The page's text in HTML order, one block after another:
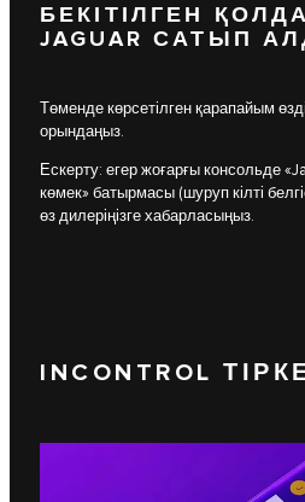
БЕКІТІЛГЕН
JAGUAR САТЫП
Төменде көрсетілген қарапайым
орындаңыз.
Ескерту: егер жоғарғы консольде
көмек» батырмасы (шуруп кілті
өз дилеріңізге хабарласыңыз.
INCONTROL